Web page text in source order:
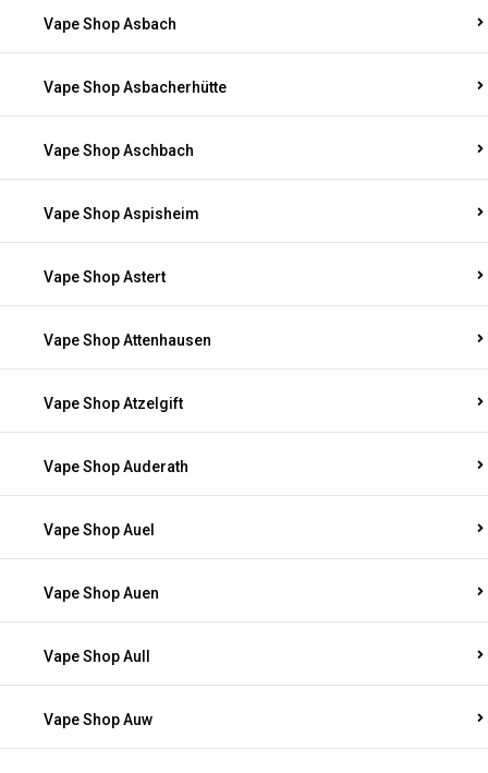
Vape Shop Asbach
Vape Shop Asbacherhütte
Vape Shop Aschbach
Vape Shop Aspisheim
Vape Shop Astert
Vape Shop Attenhausen
Vape Shop Atzelgift
Vape Shop Auderath
Vape Shop Auel
Vape Shop Auen
Vape Shop Aull
Vape Shop Auw